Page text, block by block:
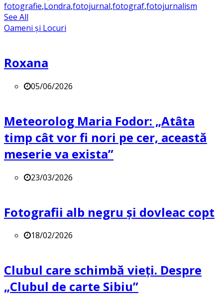
fotografie,Londra,fotojurnal,fotograf,fotojurnalism
See All
Oameni și Locuri
Roxana
05/06/2026
Meteorolog Maria Fodor: „Atâta
timp cât vor fi nori pe cer, această
meserie va exista”
23/03/2026
Fotografii alb negru și dovleac copt
18/02/2026
Clubul care schimbă vieți. Despre
„Clubul de carte Sibiu”